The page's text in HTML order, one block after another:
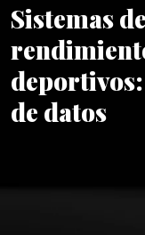
Sistemas
de datos